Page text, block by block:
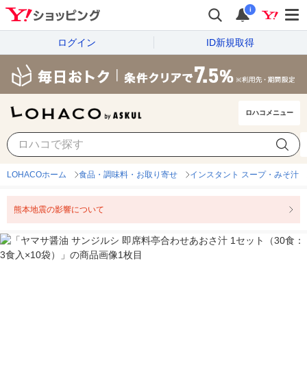
i
ログイン ID新規取得
ロハコメニュー
LOHACOホーム 食品・調味料・お取り寄せ インスタント スープ・みそ汁
熊本地震の影響について